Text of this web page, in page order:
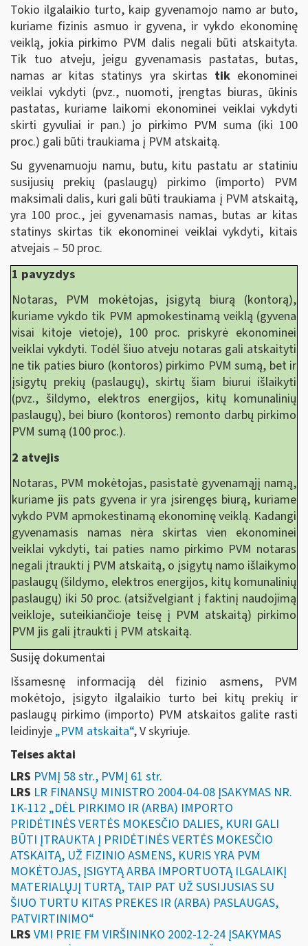
Tokio ilgalaikio turto, kaip gyvenamojo namo ar buto,
kuriame fizinis asmuo ir gyvena, ir vykdo ekonominę
veiklą, jokia pirkimo PVM dalis negali būti atskaityta.
Tik tuo atveju, jeigu gyvenamasis pastatas, butas,
namas ar kitas statinys yra skirtas tikekonominei
veiklai vykdyti (pvz., nuomoti, įrengtas biuras, ūkinis
pastatas, kuriame laikomi ekonominei veiklai vykdyti
skirti gyvuliai ir pan.) jo pirkimo PVM suma (iki 100
proc.) gali būti traukiama į PVM atskaitą.
Su gyvenamuoju namu, butu, kitu pastatu ar statiniu
susijusių prekių (paslaugų) pirkimo (importo) PVM
maksimali dalis, kuri gali būti traukiama į PVM atskaitą,
yra 100 proc., jei gyvenamasis namas, butas ar kitas
statinys skirtas tik ekonominei veiklai vykdyti, kitais
atvejais – 50 proc.
1 pavyzdys
Notaras, PVM mokėtojas, įsigytą biurą (kontorą),
kuriame vykdo tik PVM apmokestinamą veiklą (gyvena
visai kitoje vietoje), 100 proc. priskyrė ekonominei
veiklai vykdyti. Todėl šiuo atveju notaras gali atskaityti
ne tik paties biuro (kontoros) pirkimo PVM sumą, bet ir
įsigytų prekių (paslaugų), skirtų šiam biurui išlaikyti
(pvz., šildymo, elektros energijos, kitų komunalinių
paslaugų), bei biuro (kontoros) remonto darbų pirkimo
PVM sumą (100 proc.).
2 atvejis
Notaras, PVM mokėtojas, pasistatė gyvenamąjį namą,
kuriame jis pats gyvena ir yra įsirengęs biurą, kuriame
vykdo PVM apmokestinamą ekonominę veiklą. Kadangi
gyvenamasis namas nėra skirtas vien ekonominei
veiklai vykdyti, tai paties namo pirkimo PVM notaras
negali įtraukti į PVM atskaitą, o įsigytų namo išlaikymo
paslaugų (šildymo, elektros energijos, kitų komunalinių
paslaugų) iki 50 proc. (atsižvelgiant į faktinį naudojimą
veikloje, suteikiančioje teisę į PVM atskaitą) pirkimo
PVM jis gali įtraukti į PVM atskaitą.
Susiję dokumentai
Išsamesnę informaciją dėl fizinio asmens, PVM
mokėtojo, įsigyto ilgalaikio turto bei kitų prekių ir
paslaugų pirkimo (importo) PVM atskaitos galite rasti
leidinyje „PVM atskaita“, V skyriuje.
Teises aktai
LRS PVMĮ 58 str., PVMĮ 61 str.
LRS LR FINANSŲ MINISTRO 2004-04-08 ĮSAKYMAS NR.
1K-112 „DĖL PIRKIMO IR (ARBA) IMPORTO
PRIDĖTINĖS VERTĖS MOKESČIO DALIES, KURI GALI
BŪTI ĮTRAUKTA Į PRIDĖTINĖS VERTĖS MOKESČIO
ATSKAITĄ, UŽ FIZINIO ASMENS, KURIS YRA PVM
MOKĖTOJAS, ĮSIGYTĄ ARBA IMPORTUOTĄ ILGALAIKĮ
MATERIALŲJĮ TURTĄ, TAIP PAT UŽ SUSIJUSIAS SU
ŠIUO TURTU KITAS PREKES IR (ARBA) PASLAUGAS,
PATVIRTINIMO“
LRS VMI PRIE FM VIRŠININKO 2002-12-24 ĮSAKYMAS